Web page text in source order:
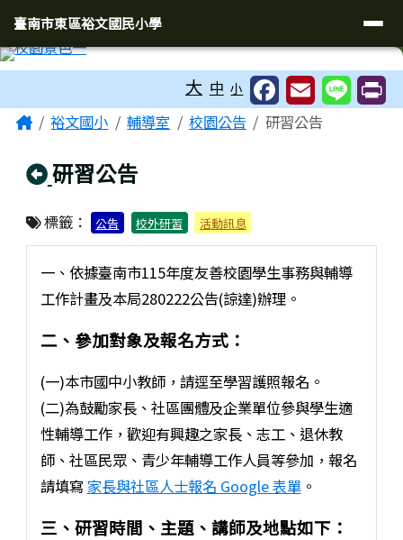
臺南市東區裕文國民小學
導覽列
臺南市東區裕文國民小學
大 中 小
主內容區域
Home裕文國小 輔導室 校園公告 研習公告
回上頁
研習公告
標籤： 公告 校外研習 活動訊息
一、依據臺南市115年度友善校園學生事務與輔導
工作計畫及本局280222公告(諒達)辦理。
二、參加對象及報名方式：
(一)本市國中小教師，請逕至學習護照報名。
(二)為鼓勵家長、社區團體及企業單位參與學生適
性輔導工作，歡迎有興趣之家長、志工、退休教
師、社區民眾、青少年輔導工作人員等參加，報名
請填寫 家長與社區人士報名 Google 表單。
三、研習時間、主題、講師及地點如下：
頁尾區域